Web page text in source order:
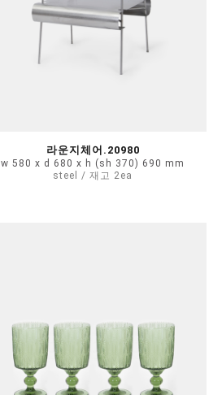
라운지체어.20980
w 580 x d 680 x h (sh 370) 690 mm
steel / 재고 2ea